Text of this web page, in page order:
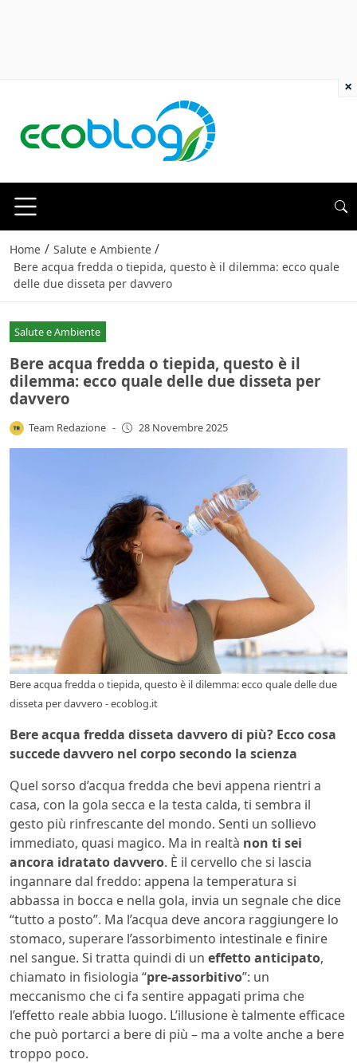
Home / Salute e Ambiente /
Bere acqua fredda o tiepida, questo è il dilemma: ecco quale
delle due disseta per davvero
Salute e Ambiente
Bere acqua fredda o tiepida, questo è il
dilemma: ecco quale delle due disseta per
davvero
Team Redazione - 28 Novembre 2025
Bere acqua fredda o tiepida, questo è il dilemma: ecco quale delle due
disseta per davvero - ecoblog.it
Bere acqua fredda disseta davvero di più? Ecco cosa
succede davvero nel corpo secondo la scienza
Quel sorso d’acqua fredda che bevi appena rientri a
casa, con la gola secca e la testa calda, ti sembra il
gesto più rinfrescante del mondo. Senti un sollievo
immediato, quasi magico. Ma in realtà non ti sei
ancora idratato davvero. È il cervello che si lascia
ingannare dal freddo: appena la temperatura si
abbassa in bocca e nella gola, invia un segnale che dice
“tutto a posto”. Ma l’acqua deve ancora raggiungere lo
stomaco, superare l’assorbimento intestinale e finire
nel sangue. Si tratta quindi di un effetto anticipato,
chiamato in fisiologia “pre-assorbitivo”: un
meccanismo che ci fa sentire appagati prima che
l’effetto reale abbia luogo. L’illusione è talmente efficace
che può portarci a bere di più – ma a volte anche a bere
troppo poco.
×